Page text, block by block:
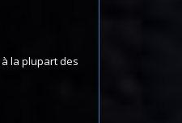
à la plupart des